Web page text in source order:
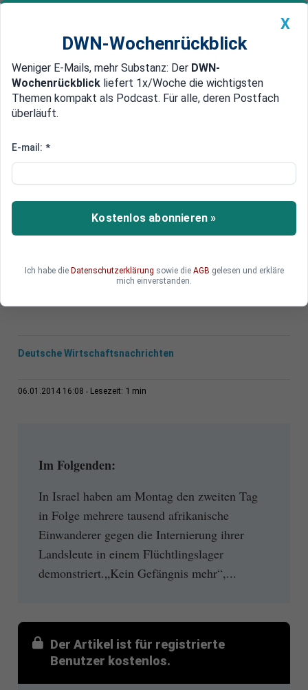
Newsticker MEIN DWN: Geldanlage Premium
Edelmetalle DWN-Magazin China
Gefangen in der Wüste
Afrikaner protestieren gegen
israelische Internierungs-Lager
Tausende afrikanische Einwanderer
Premier Netanjahu sieht in den Migranten eine
Deutsche Wirtschaftsnachrichten
06.01.2014 16:08 Lesezeit: 1 min
Im Folgenden:
In Israel haben am Montag den zweiten Tag
in Folge mehrere tausend afrikanische
Einwanderer gegen die Internierung ihrer
Landsleute in einem Flüchtlingslager
demonstriert.„Kein Gefängnis mehr“,...
Der Artikel ist für registrierte
Benutzer kostenlos.
X
DWN-Wochenrückblick
Weniger E-Mails, mehr Substanz: Der DWN-
Wochenrückblick liefert 1x/Woche die wichtigsten
Themen kompakt als Podcast. Für alle, deren Postfach
überläuft.
E-mail: *
Kostenlos abonnieren »
Ich habe die Datenschutzerklärung sowie die AGB gelesen und erkläre
mich einverstanden.